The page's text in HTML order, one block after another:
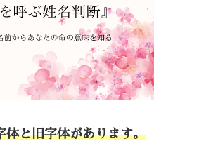
体と旧字体があります。